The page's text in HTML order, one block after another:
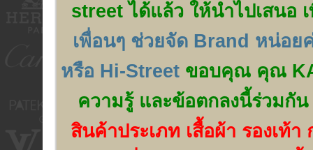
street ได้แล้ว ให้นำไปเสนอ
เพื่อนๆ ช่วยจัด Brand หน่อย
หรือ Hi-Streetขอบคุณ คุณ
ความรู้ และข้อตกลงนี้ร่วมกัน
สินค้าประเภท เสื้อผ้า รองเท้า